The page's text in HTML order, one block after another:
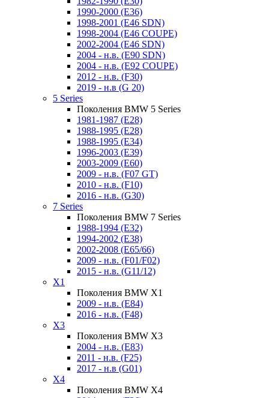
1990-2000 (E36)
1998-2001 (E46 SDN)
1998-2004 (E46 COUPE)
2002-2004 (E46 SDN)
2004 - н.в. (E90 SDN)
2004 - н.в. (E92 COUPE)
2012 - н.в. (F30)
2019 - н.в (G 20)
5 Series
Поколения BMW 5 Series
1981-1987 (E28)
1988-1995 (E28)
1988-1995 (E34)
1996-2003 (E39)
2003-2009 (E60)
2009 - н.в. (F07 GT)
2010 - н.в. (F10)
2016 - н.в. (G30)
7 Series
Поколения BMW 7 Series
1988-1994 (E32)
1994-2002 (E38)
2002-2008 (E65/66)
2009 - н.в. (F01/F02)
2015 - н.в. (G11/12)
X1
Поколения BMW X1
2009 - н.в. (E84)
2016 - н.в. (F48)
X3
Поколения BMW X3
2004 - н.в. (E83)
2011 - н.в. (F25)
2017 - н.в (G01)
X4
Поколения BMW X4